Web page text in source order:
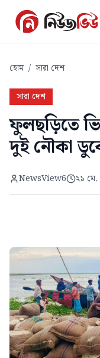
হোম / সারা দেশ
সারা দেশ
ফুলছড়িতে
দুই নৌকা
NewsView6 ২১